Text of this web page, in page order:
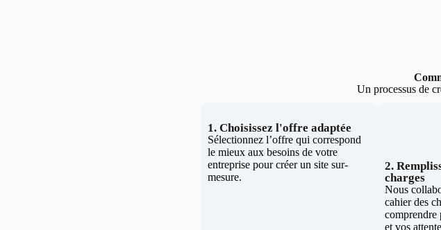
Un processus de
1. Choisissez l'offre adaptée
Sélectionnez l’offre qui correspond
le mieux aux besoins de votre
entreprise pour créer un site sur-
mesure.
2.
charges
Nous
cahier des
comprendre
et vos